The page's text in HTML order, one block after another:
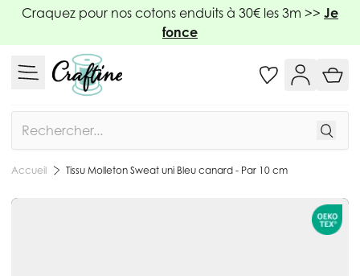
Allez au contenu
Craquez pour nos cotons enduits à 30€ les 3m >> Je
fonce
Accueil Tissu Molleton Sweat uni Bleu canard - Par 10 cm